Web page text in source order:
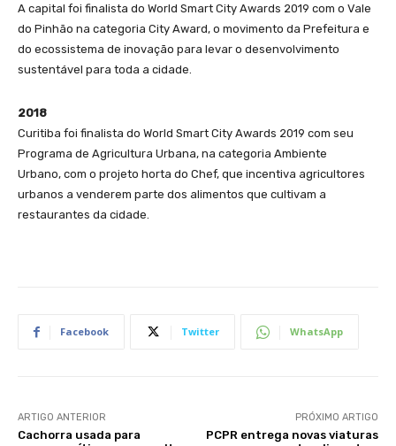
A capital foi finalista do World Smart City Awards 2019 com o Vale
do Pinhão na categoria City Award, o movimento da Prefeitura e
do ecossistema de inovação para levar o desenvolvimento
sustentável para toda a cidade.
2018
Curitiba foi finalista do World Smart City Awards 2019 com seu
Programa de Agricultura Urbana, na categoria Ambiente
Urbano, com o projeto horta do Chef, que incentiva agricultores
urbanos a venderem parte dos alimentos que cultivam a
restaurantes da cidade.
Facebook Twitter WhatsApp
ARTIGO ANTERIOR
Cachorra usada para
PRÓXIMO ARTIGO
PCPR entrega novas viaturas